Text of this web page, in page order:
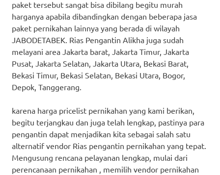
paket tersebut sangat bisa dibilang begitu murah
harganya apabila dibandingkan dengan beberapa jasa
paket pernikahan lainnya yang berada di wilayah
JABODETABEK. Rias Pengantin Alikha juga sudah
melayani area Jakarta barat, Jakarta Timur, Jakarta
Pusat, Jakarta Selatan, Jakarta Utara, Bekasi Barat,
Bekasi Timur, Bekasi Selatan, Bekasi Utara, Bogor,
Depok, Tanggerang.
karena harga pricelist pernikahan yang kami berikan,
begitu terjangkau dan juga telah lengkap, pastinya para
pengantin dapat menjadikan kita sebagai salah satu
alternatif vendor Rias pengantin pernikahan yang tepat.
Mengusung rencana pelayanan lengkap, mulai dari
perencanaan pernikahan , memilih vendor pernikahan